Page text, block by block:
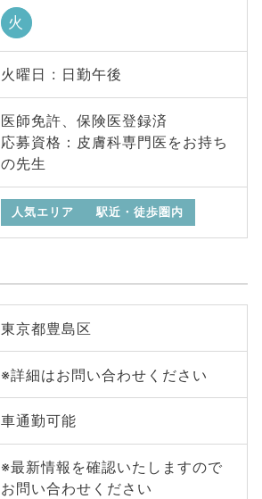
火
火曜日 : 日勤午後
医師免許、保険医登録済
応募資格：皮膚科専門医をお持ち
の先生
人気エリア 駅近・徒歩圏内
東京都豊島区
※詳細はお問い合わせください
車通勤可能
※最新情報を確認いたしますので
お問い合わせください